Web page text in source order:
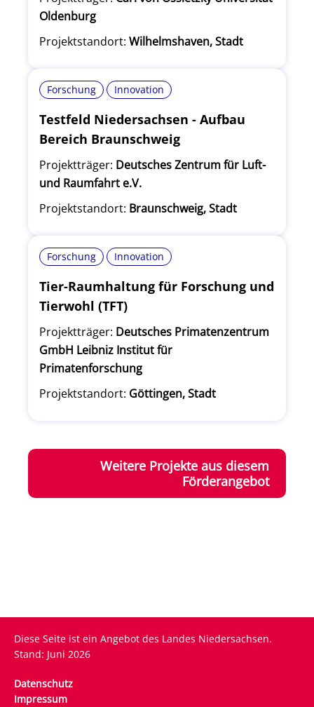
Oldenburg
Projektstandort: Wilhelmshaven, Stadt
Forschung Innovation
Testfeld Niedersachsen - Aufbau
Bereich Braunschweig
Projektträger: Deutsches Zentrum für Luft-
und Raumfahrt e.V.
Projektstandort: Braunschweig, Stadt
Forschung Innovation
Tier-Raumhaltung für Forschung und
Tierwohl (TFT)
Projektträger: Deutsches Primatenzentrum
GmbH Leibniz Institut für
Primatenforschung
Projektstandort: Göttingen, Stadt
Weitere Projekte aus diesem
Förderangebot
Diese Seite ist ein Angebot des Landes Niedersachsen.
Stand: Juni 2026
Datenschutz
Impressum